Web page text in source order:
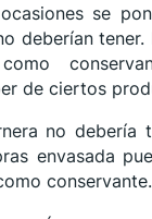
se
deberían tener.
de ciertos
no debería
envasada
conservante.